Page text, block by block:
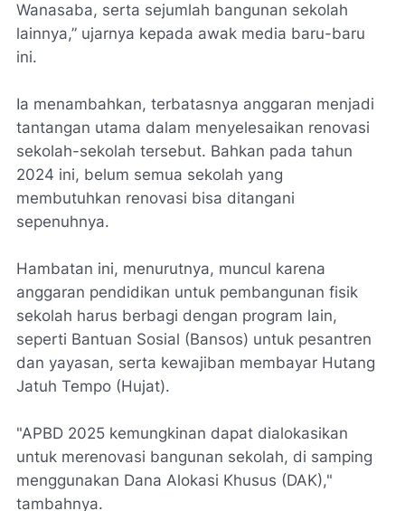
Wanasaba, serta sejumlah bangunan sekolah
lainnya,” ujarnya kepada awak media baru-baru
ini.
Ia menambahkan, terbatasnya anggaran menjadi
tantangan utama dalam menyelesaikan renovasi
sekolah-sekolah tersebut. Bahkan pada tahun
2024 ini, belum semua sekolah yang
membutuhkan renovasi bisa ditangani
sepenuhnya.
Hambatan ini, menurutnya, muncul karena
anggaran pendidikan untuk pembangunan fisik
sekolah harus berbagi dengan program lain,
seperti Bantuan Sosial (Bansos) untuk pesantren
dan yayasan, serta kewajiban membayar Hutang
Jatuh Tempo (Hujat).
"APBD 2025 kemungkinan dapat dialokasikan
untuk merenovasi bangunan sekolah, di samping
menggunakan Dana Alokasi Khusus (DAK),"
tambahnya.